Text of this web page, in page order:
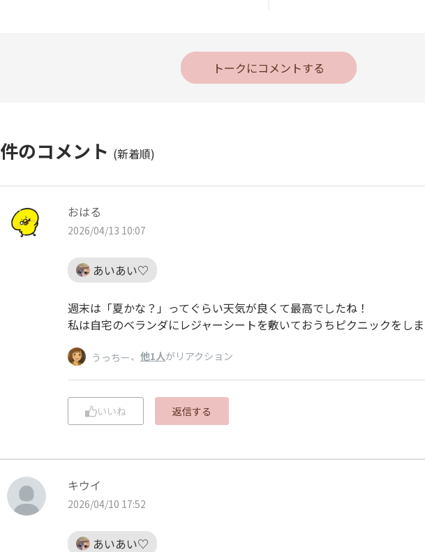
トークにコメントする
件のコメント (新着順)
おはる
2026/04/13 10:07
あいあい♡
週末は「夏かな？」ってぐらい天気が良くて最高でしたね！
私は自宅のベランダにレジャーシートを敷いておうちピクニックをし
うっちー、 他1人がリアクション
いいね 返信する
キウイ
2026/04/10 17:52
あいあい♡